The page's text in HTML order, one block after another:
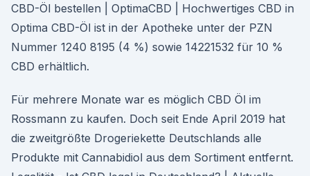
CBD-Öl bestellen | OptimaCBD | Hochwertiges CBD in
Optima CBD-Öl ist in der Apotheke unter der PZN
Nummer 1240 8195 (4 %) sowie 14221532 für 10 %
CBD erhältlich.
Für mehrere Monate war es möglich CBD Öl im
Rossmann zu kaufen. Doch seit Ende April 2019 hat
die zweitgrößte Drogeriekette Deutschlands alle
Produkte mit Cannabidiol aus dem Sortiment entfernt.